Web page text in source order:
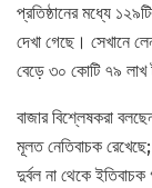
প্রতিষ্ঠানের মধ্যে
দেখা গেছে। সেখানে
বেড়ে ৩০ কোটি ৭৯ লাখ
বাজার বিশ্লেষকরা
মূলত নেতিবাচক
দুর্বল না থেকে